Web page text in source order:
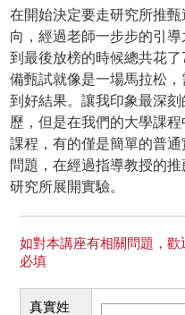
在開始決定要走研究所推
向，經過老師一步步的引
到最後放榜的時候總共花
備甄試就像是一場馬拉松
到好結果。讓我印象最深
歷，但是在我們的大學課
課程，有的僅是簡單的普
問題，在經過指導教授的
研究所展開實驗。
如對本講座有相關問題，
必填
真實姓